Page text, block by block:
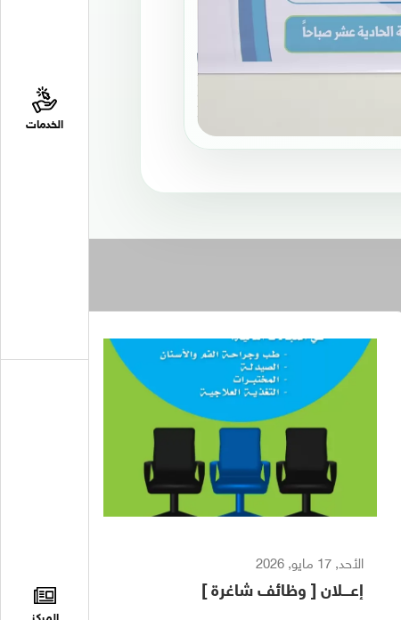
الخدمات
الأحد, 17 مايو, 2026
إعـــلان [ وظائف شاغرة ]